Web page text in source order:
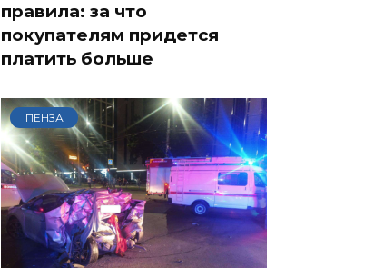
правила: за что
покупателям придется
платить больше
ПЕНЗА